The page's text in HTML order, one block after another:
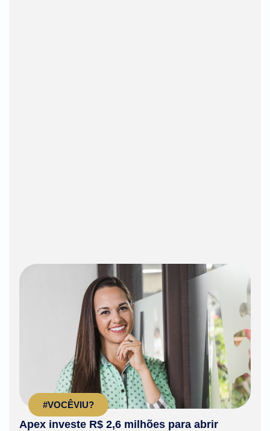
#VOCÊVIU?
Apex investe R$ 2,6 milhões para abrir